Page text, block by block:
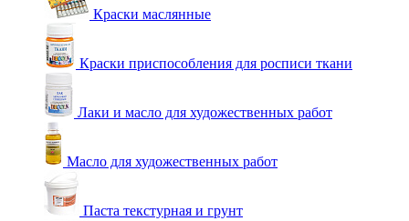
Краски маслянные
Краски приспособления для росписи ткани
Лаки и масло для художественных работ
Масло для художественных работ
Паста текстурная и грунт